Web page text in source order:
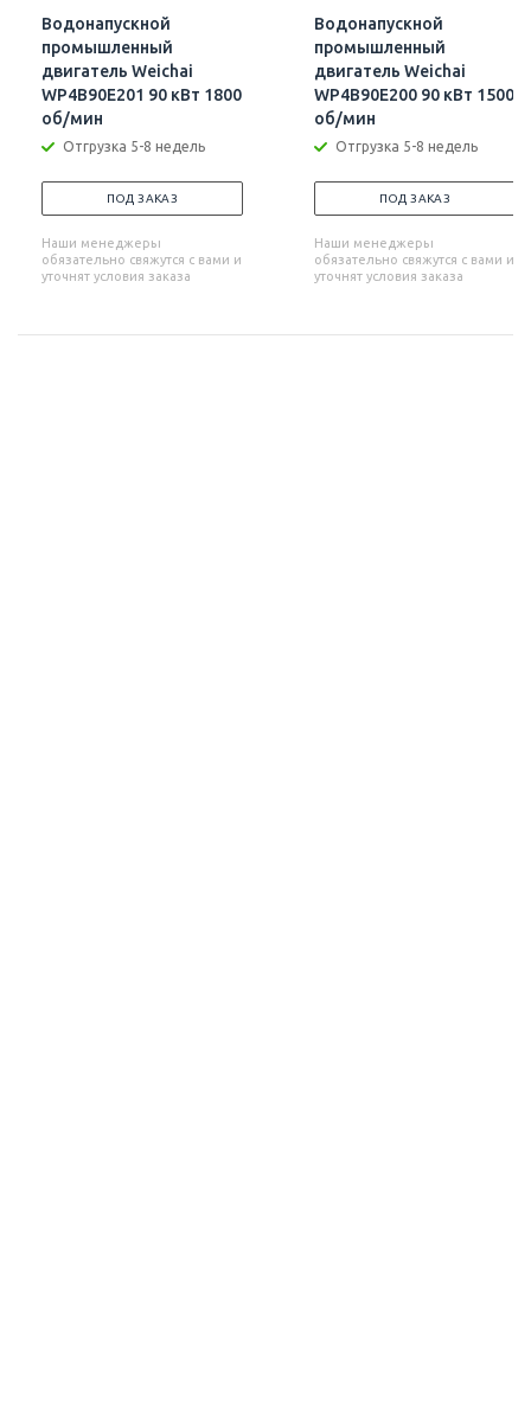
Водонапускной
промышленный
двигатель Weichai
WP4B90E201 90 кВт 1800
об/мин
Отгрузка 5-8 недель
ПОД ЗАКАЗ
Наши менеджеры
обязательно свяжутся с вами и
уточнят условия заказа
Водонапускной
промышленный
двигатель Weichai
WP4B90E200 90 кВт 1500
об/мин
Отгрузка 5-8 недель
ПОД ЗАКАЗ
Наши менеджеры
обязательно свяжутся с вами и
уточнят условия заказа